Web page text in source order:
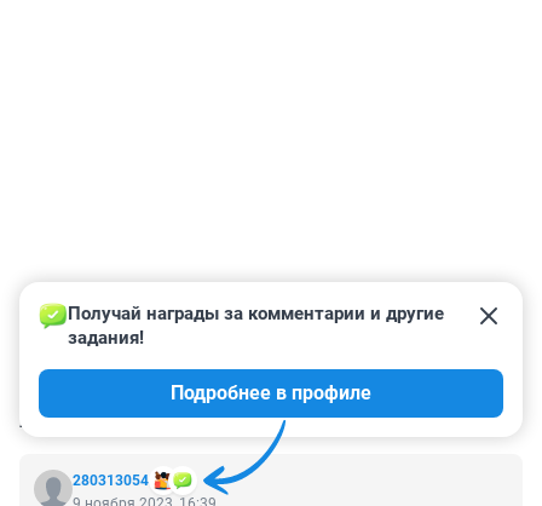
КОММЕНТАРИИ 4
280313054
Получай награды за комментарии и другие
задания!
Подробнее в профиле